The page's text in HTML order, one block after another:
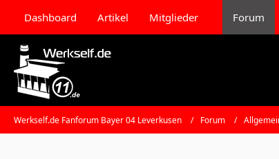
Dashboard Artikel Mitglieder Forum
Werkself.de Fanforum Bayer 04 Leverkusen Forum